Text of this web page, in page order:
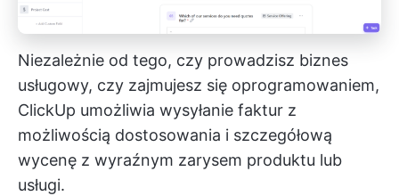
Niezależnie od tego, czy prowadzisz biznes
usługowy, czy zajmujesz się oprogramowaniem,
ClickUp umożliwia wysyłanie faktur z
możliwością dostosowania i szczegółową
wycenę z wyraźnym zarysem produktu lub
usługi.